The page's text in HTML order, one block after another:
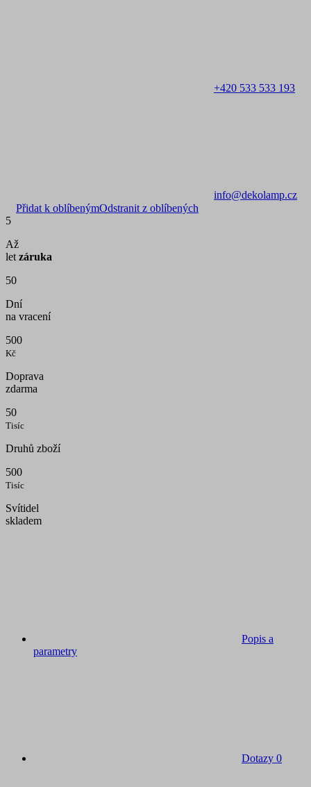
+420 533 533 193
info@dekolamp.cz
Přidat k oblíbenýmOdstranit z oblíbených
5
Až
let záruka
50
Dní
na vracení
500
Kč
Doprava
zdarma
50
Tisíc
Druhů zboží
500
Tisíc
Svítidel
skladem
Popis a
parametry
Dotazy 0